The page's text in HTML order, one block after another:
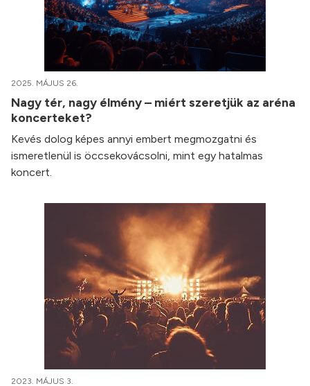
2025. MÁJUS 26.
Nagy tér, nagy élmény – miért szeretjük az aréna
koncerteket?
Kevés dolog képes annyi embert megmozgatni és
ismeretlenül is öccsekovácsolni, mint egy hatalmas
koncert.
2023. MÁJUS 3.